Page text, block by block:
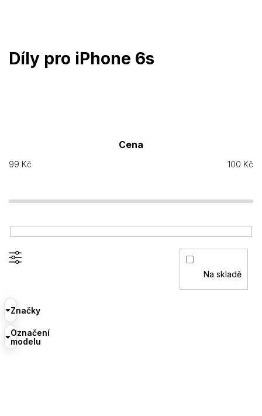
Díly pro iPhone 6s
Cena
99 Kč 100 Kč
Na skladě
Značky
Označení
modelu